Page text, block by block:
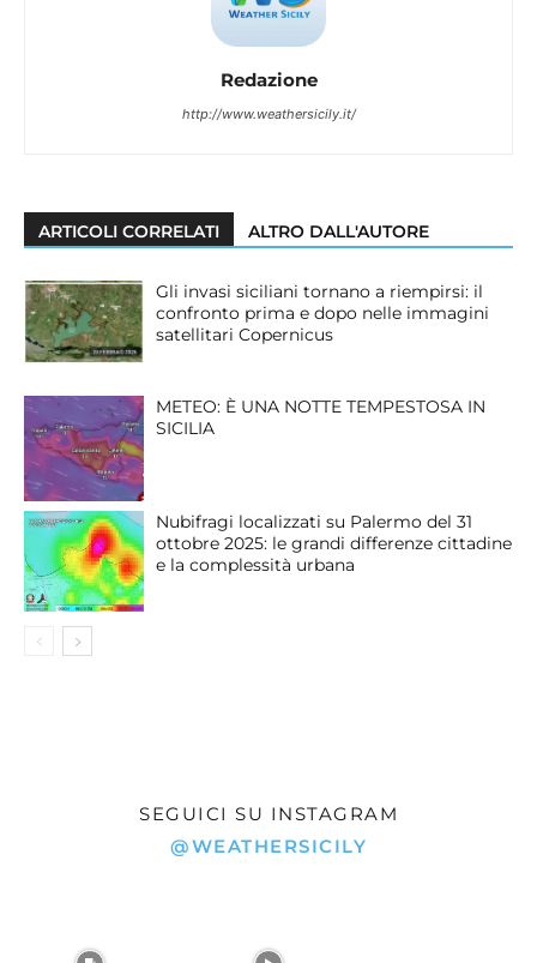
Redazione
http://www.weathersicily.it/
ARTICOLI CORRELATI ALTRO DALL'AUTORE
Gli invasi siciliani tornano a riempirsi: il
confronto prima e dopo nelle immagini
satellitari Copernicus
METEO: È UNA NOTTE TEMPESTOSA IN
SICILIA
Nubifragi localizzati su Palermo del 31
ottobre 2025: le grandi differenze cittadine
e la complessità urbana
SEGUICI SU INSTAGRAM
@WEATHERSICILY